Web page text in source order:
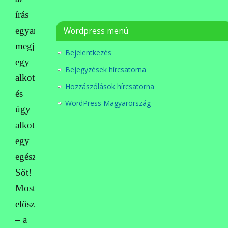
írás
egyarán
megjelenik
egy
alkotáson,
és
úgy
alkot
egy
egészet.
Sőt!
Most
először
– a
Wordpress menü
Bejelentkezés
Bejegyzések hírcsatorna
Hozzászólások hírcsatorna
WordPress Magyarország